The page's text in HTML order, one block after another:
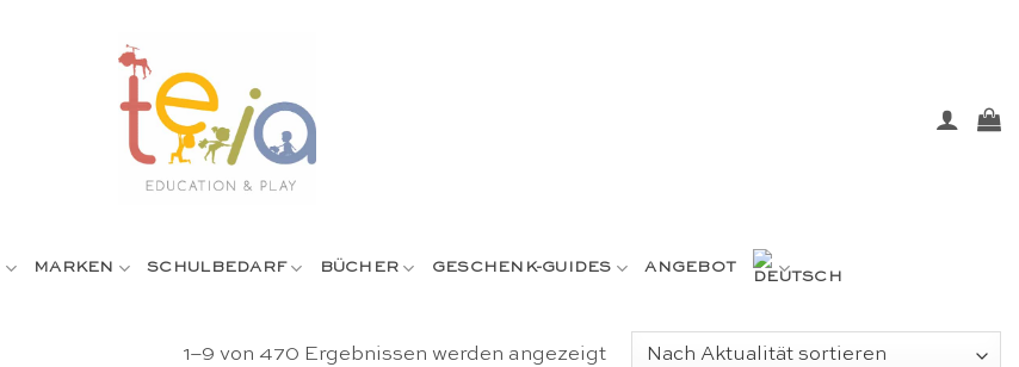
MARKEN SCHULBEDARF BÜCHER GESCHENK-GUIDES ANGEBOT
1–9 von 470 Ergebnissen werden angezeigtNach